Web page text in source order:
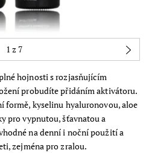
1 z 7
hojnosti s rozjasňujícím
probudíte přidáním aktivátoru.
formě, kyselinu hyaluronovou, aloe
pro vypnutou, šťavnatou a
na denní i noční použití a
zejména pro zralou.